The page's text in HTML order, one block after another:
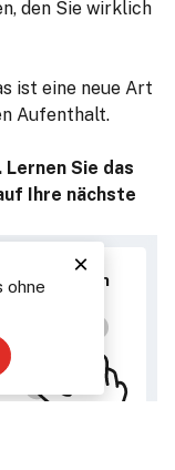
den Sie wirklich
ist eine neue Art
Aufenthalt.
Sie das
Ihre nächste
Zoomen
×
ohne